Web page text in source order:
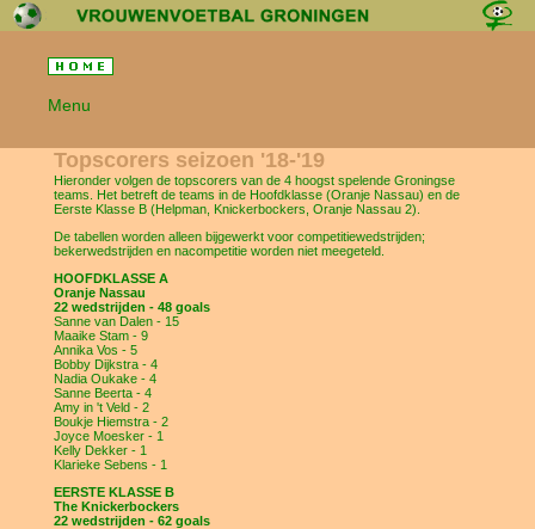
Menu
Topscorers seizoen '18-'19
Hieronder volgen de topscorers van de 4 hoogst spelende Groningse
teams. Het betreft de teams in de Hoofdklasse (Oranje Nassau) en de
Eerste Klasse B (Helpman, Knickerbockers, Oranje Nassau 2).
De tabellen worden alleen bijgewerkt voor competitiewedstrijden;
bekerwedstrijden en nacompetitie worden niet meegeteld.
HOOFDKLASSE A
Oranje Nassau
22 wedstrijden - 48 goals
Sanne van Dalen - 15
Maaike Stam - 9
Annika Vos - 5
Bobby Dijkstra - 4
Nadia Oukake - 4
Sanne Beerta - 4
Amy in 't Veld - 2
Boukje Hiemstra - 2
Joyce Moesker - 1
Kelly Dekker - 1
Klarieke Sebens - 1
EERSTE KLASSE B
The Knickerbockers
22 wedstrijden - 62 goals